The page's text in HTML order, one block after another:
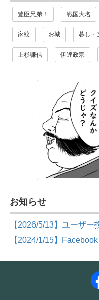
豊臣兄弟！ 戦国大名
家紋 お城 暮し・
上杉謙信 伊達政宗
お知らせ
【2026/5/13】ユーザ
【2024/1/15】